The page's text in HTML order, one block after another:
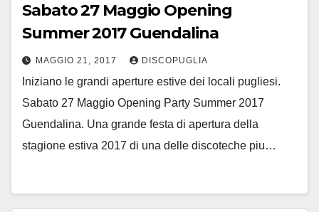
Sabato 27 Maggio Opening
Summer 2017 Guendalina
MAGGIO 21, 2017 DISCOPUGLIA
Iniziano le grandi aperture estive dei locali pugliesi.
Sabato 27 Maggio Opening Party Summer 2017
Guendalina. Una grande festa di apertura della
stagione estiva 2017 di una delle discoteche piu…